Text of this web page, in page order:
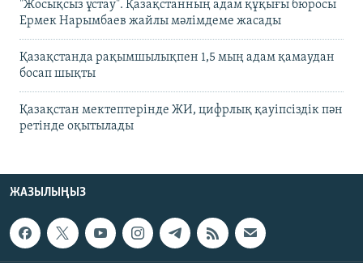
"Жосықсыз ұстау". Қазақстанның адам құқығы бюросы
Ермек Нарымбаев жайлы мәлімдеме жасады
Қазақстанда рақымшылықпен 1,5 мың адам қамаудан
босап шықты
Қазақстан мектептерінде ЖИ, цифрлық қауіпсіздік пән
ретінде оқытылады
ЖАЗЫЛЫҢЫЗ